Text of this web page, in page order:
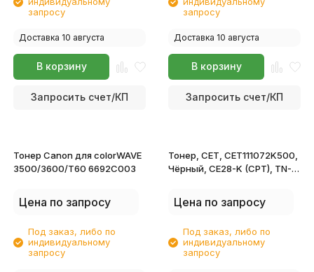
запросу
Доставка 10 августа
В корзину
Запросить счет/КП
запросу
Доставка 10 августа
В корзину
Запросить счет/КП
Тонер Canon для colorWAVE
3500/3600/T60 6692C003
Цена по запросу
Под заказ, либо по
индивидуальному
запросу
Тонер, CET, CET111072K500,
Чёрный, CE28-K (CPT), TN-
MINOLTA Bizhub
500г/бут, Япония.
Цена по запросу
Под заказ, либо по
индивидуальному
запросу